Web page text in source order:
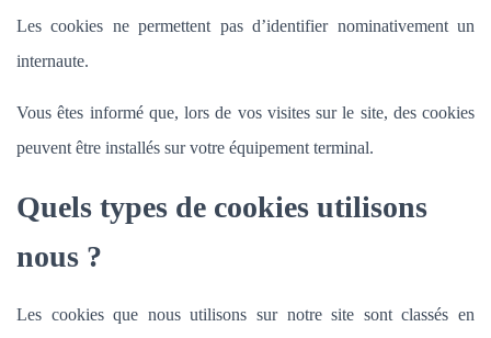
Les cookies ne permettent pas d’identifier nominativement un
internaute.
Vous êtes informé que, lors de vos visites sur le site, des cookies
peuvent être installés sur votre équipement terminal.
Quels types de cookies utilisons
nous ?
Les cookies que nous utilisons sur notre site sont classés en